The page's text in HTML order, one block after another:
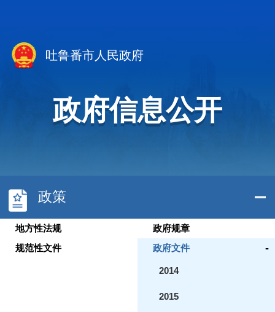
吐鲁番市人民政府
政府信息公开
政策
地方性法规
政府规章
规范性文件
政府文件 -
2014
2015